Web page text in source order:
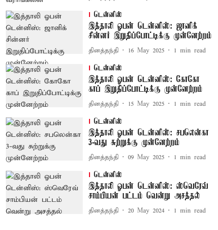
டென்னிஸ்
இத்தாலி ஓபன் டென்னிஸ்: ஜானிக்
சின்னர் இறுதிப்போட்டிக்கு முன்னேற்றம்
தினத்தந்தி 16 May 2025 1 min read
டென்னிஸ்
இத்தாலி ஓபன் டென்னிஸ்: கோகோ
காப் இறுதிப்போட்டிக்கு முன்னேற்றம்
தினத்தந்தி 15 May 2025 1 min read
டென்னிஸ்
இத்தாலி ஓபன் டென்னிஸ்: சபலென்கா
3-வது சுற்றுக்கு முன்னேற்றம்
தினத்தந்தி 09 May 2025 1 min read
டென்னிஸ்
இத்தாலி ஓபன் டென்னிஸ்: ஸ்வெரேவ்
சாம்பியன் பட்டம் வென்று அசத்தல்
தினத்தந்தி 20 May 2024 1 min read